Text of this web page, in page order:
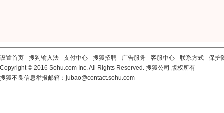
设置首页 - 搜狗输入法 - 支付中心 - 搜狐招聘 - 广告服务 - 客服中心 - 联系方式 - 保护
Copyright© 2016 Sohu.com Inc. All Rights Reserved. 搜狐公司 版权所有
搜狐不良信息举报邮箱： jubao@contact.sohu.com